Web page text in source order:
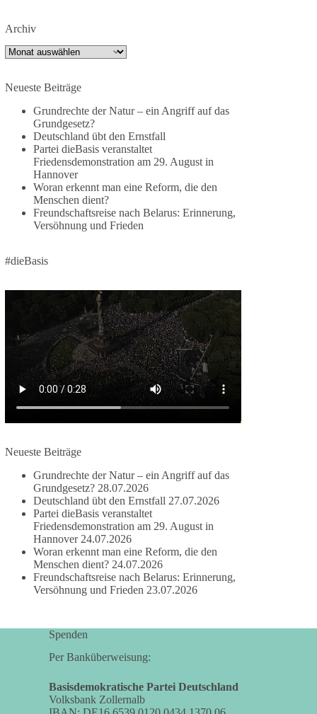
2 Tage(n) zuvor
Jetzt dieBasis Sachsen-Anhalt unterstützen!
Die Landtagswahl 2026 in Sachsen-Anhalt findet
am 6. September statt. Die Inhalte stehen – jetzt
müssen sie gesehen, geteilt und diskutiert werden.
Folge unseren Kanälen:
Facebook:
https://www.facebook.com/groups/diebasissachse
nanhalt/
Instragram:
halt/
https://www.tiktok.com/@diebasis_sachsenanhalt
https://x.com/DieBasisLSA
https://www.youtube.com/dieBasisSachsenAnhalt
🟩🟩🟦🟦🟥🟥🟧🟧
Like, teile und kommentiere unsere Beiträge,
damit noch mehr Menschen mitbekommen, wofür
wir stehen und warum es sich lohnt, dieBasis zu
Mehr Infos:https://diebasis-st.de/wahlprogramm/
#dieBasis #Landtagswahl #SachsenAnhalt
#DeineStimmezählt #jetztunterstützen
58 6 14 Auf Facebook ansehen
DieBasis
2 Tage(n) zuvor
🔎 Über 100-mal keine Antwort.
Anthony Fauci, Immunologe und Berater des
Anhörung des US-Senats auf mehr als 100
Fragen die Aussage verweigert. Die juristische
Archiv
Archiv
Neueste Beiträge
Grundrechte der Natur – ein Angriff auf das
Grundgesetz?
Deutschland übt den Ernstfall
Partei dieBasis veranstaltet
Friedensdemonstration am 29. August in
Hannover
Woran erkennt man eine Reform, die den
Menschen dient?
Freundschaftsreise nach Belarus: Erinnerung,
Versöhnung und Frieden
#dieBasis
Neueste Beiträge
Grundrechte der Natur – ein Angriff auf das
Grundgesetz? 28.07.2026
Deutschland übt den Ernstfall 27.07.2026
Partei dieBasis veranstaltet
Friedensdemonstration am 29. August in
Hannover 24.07.2026
Woran erkennt man eine Reform, die den
Menschen dient? 24.07.2026
Freundschaftsreise nach Belarus: Erinnerung,
Versöhnung und Frieden 23.07.2026
Spenden
Per Banküberweisung:
Basisdemokratische Partei Deutschland
Volksbank Zollernalb